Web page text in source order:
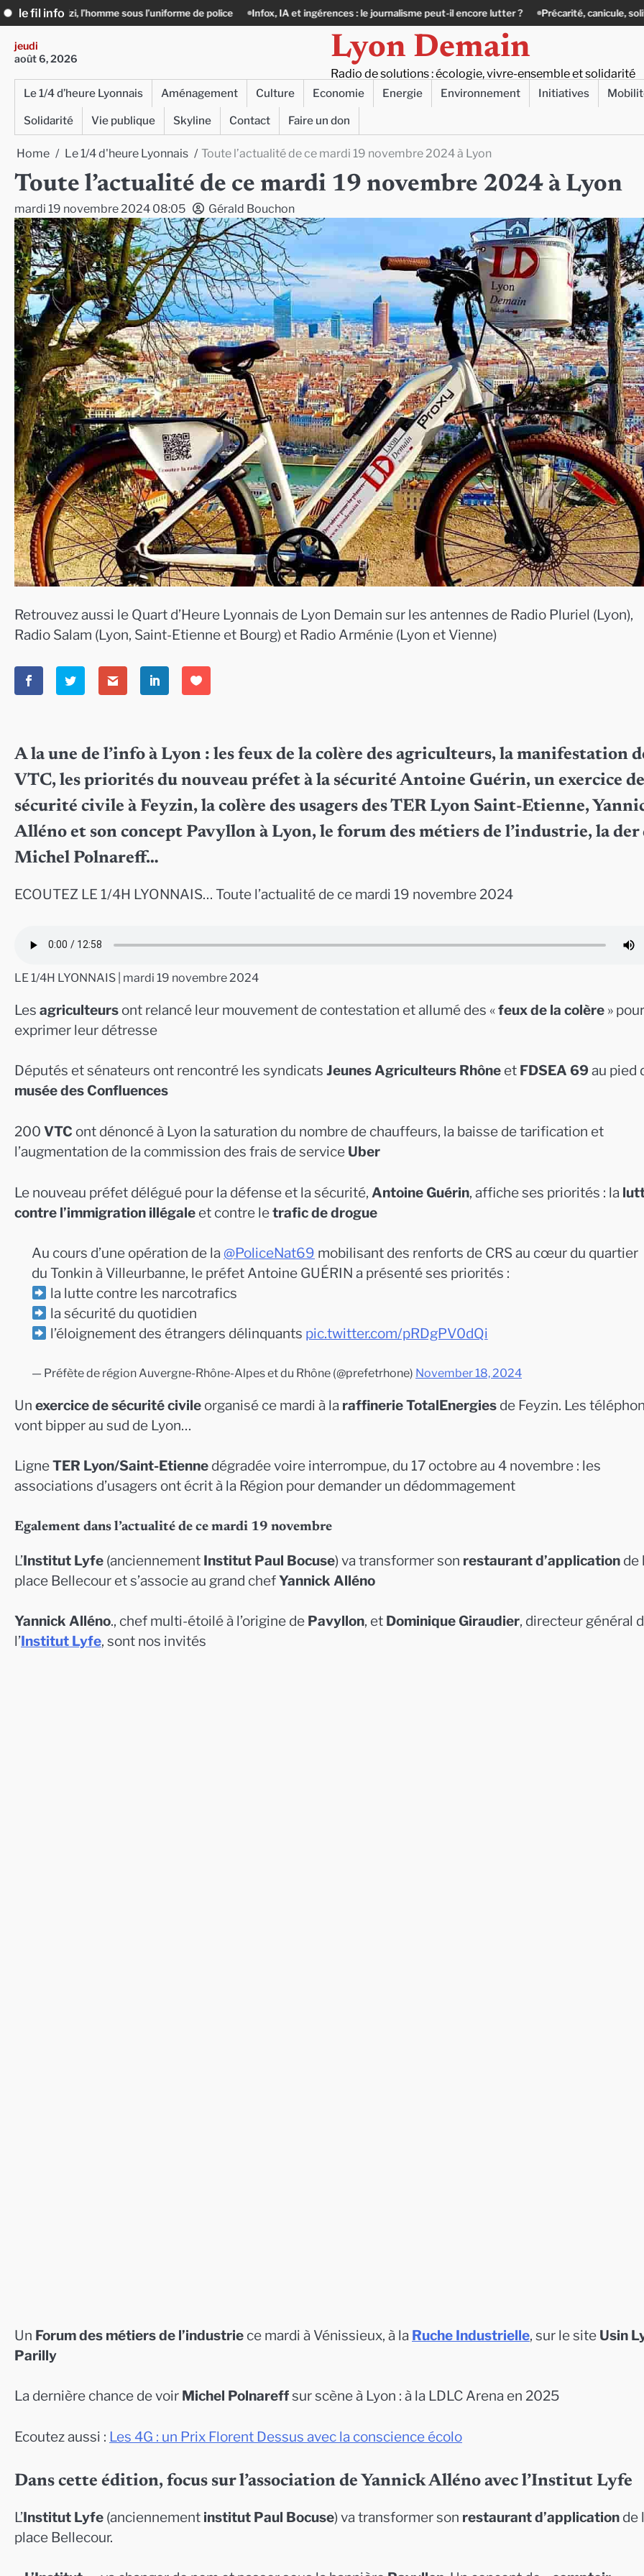
Skip
to
content
le fil info
sous l’uniforme de police Infox, IA et ingérences : le journalisme peut-il encore lutter ? Précarité, canicule, solitude : quand le lien
jeudi
août 6, 2026
Lyon Demain
Radio de solutions : écologie, vivre-ensemble et solidarité
Le 1/4 d’heure Lyonnais Aménagement Culture Economie Energie Environnement Initiatives
Solidarité
Vie publique Skyline Contact Faire un don
Home Le 1/4 d'heure Lyonnais Toute l’actualité de ce mardi 19 novembre 2024 à Lyon
Toute l’actualité de ce mardi 19 novembre 2024 à Lyon
mardi 19 novembre 2024 08:05 Gérald Bouchon
Retrouvez aussi le Quart d’Heure Lyonnais de Lyon Demain sur les antennes de Radio Pluriel (Lyon),
Radio Salam (Lyon, Saint-Etienne et Bourg) et Radio Arménie (Lyon et Vienne)
A la une de l’info à Lyon : les feux de la colère des agriculteurs, la manifestation
VTC, les priorités du nouveau préfet à la sécurité Antoine Guérin, un exercice de
sécurité civile à Feyzin, la colère des usagers des TER Lyon Saint-Etienne,
Alléno et son concept Pavyllon à Lyon, le forum des métiers de l’industrie, la der
Michel Polnareff…
ECOUTEZ LE 1/4H LYONNAIS… Toute l’actualité de ce mardi 19 novembre 2024
LE 1/4H LYONNAIS | mardi 19 novembre 2024
Les agriculteurs ont relancé leur mouvement de contestation et allumé des «feux de la colère » pour
exprimer leur détresse
Députés et sénateurs ont rencontré les syndicats Jeunes Agriculteurs Rhône et FDSEA 69au pied
musée des Confluences
200 VTC ont dénoncé à Lyon la saturation du nombre de chauffeurs, la baisse de tarification et
l’augmentation de la commission des frais de service Uber
Le nouveau préfet délégué pour la défense et la sécurité, Antoine Guérin, affiche ses priorités : la
contre l’immigration illégale et contre letrafic de drogue
Au cours d’une opération de la @PoliceNat69 mobilisant des renforts de CRS au cœur du quartier
du Tonkin à Villeurbanne, le préfet Antoine GUÉRIN a présenté ses priorités :
la lutte contre les narcotrafics
la sécurité du quotidien
l’éloignement des étrangers délinquants pic.twitter.com/pRDgPV0dQi
— Préfète de région Auvergne-Rhône-Alpes et du Rhône (@prefetrhone) November 18, 2024
Un exercice de sécurité civile organisé ce mardi à la raffinerie TotalEnergies de Feyzin. Les
vont bipper au sud de Lyon…
LigneTER Lyon/Saint-Etienne dégradée voire interrompue, du 17 octobre au 4 novembre : les
associations d’usagers ont écrit à la Région pour demander un dédommagement
Egalement dans l’actualité de ce mardi 19 novembre
L’Institut Lyfe (anciennement Institut Paul Bocuse) va transformer son restaurant d’application de
place Bellecour et s’associe au grand chefYannick Alléno
Yannick Alléno., chef multi-étoilé à l’origine de Pavyllon, et Dominique Giraudier, directeur général
l’Institut Lyfe, sont nos invités
Un Forum des métiers de l’industrie ce mardi à Vénissieux, à la Ruche Industrielle, sur le site Usin
Parilly
La dernière chance de voir Michel Polnareffsur scène à Lyon : à la LDLC Arena en 2025
Ecoutez aussi : Les 4G : un Prix Florent Dessus avec la conscience écolo
Dans cette édition, focus sur l’association de Yannick Alléno avec l’Institut Lyfe
L’Institut Lyfe (anciennement institut Paul Bocuse) va transformer son restaurant d’application de
place Bellecour.